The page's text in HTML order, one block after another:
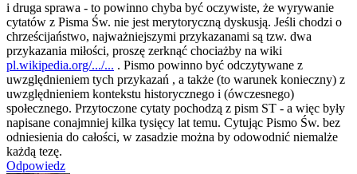
i druga sprawa - to powinno chyba być oczywiste, że wyrywanie
cytatów z Pisma Św. nie jest merytoryczną dyskusją. Jeśli chodzi o
chrześcijaństwo, najważniejszymi przykazanami są tzw. dwa
przykazania miłości, proszę zerknąć chociażby na wiki
pl.wikipedia.org/.../... . Pismo powinno być odczytywane z
uwzględnieniem tych przykazań , a także (to warunek konieczny) z
uwzględnieniem kontekstu historycznego i (ówczesnego)
społecznego. Przytoczone cytaty pochodzą z pism ST - a więc były
napisane conajmniej kilka tysięcy lat temu. Cytując Pismo Św. bez
odniesienia do całości, w zasadzie można by odowodnić niemalże
każdą tezę.
Odpowiedz